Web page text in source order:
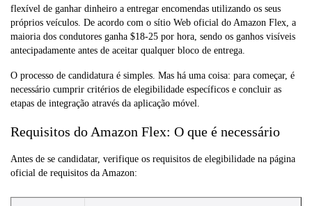
flexível de ganhar dinheiro a entregar encomendas utilizando os seus
próprios veículos. De acordo com o sítio Web oficial do Amazon Flex, a
maioria dos condutores ganha $18-25 por hora, sendo os ganhos visíveis
antecipadamente antes de aceitar qualquer bloco de entrega.
O processo de candidatura é simples. Mas há uma coisa: para começar, é
necessário cumprir critérios de elegibilidade específicos e concluir as
etapas de integração através da aplicação móvel.
Requisitos do Amazon Flex: O que é necessário
Antes de se candidatar, verifique os requisitos de elegibilidade na página
oficial de requisitos da Amazon: